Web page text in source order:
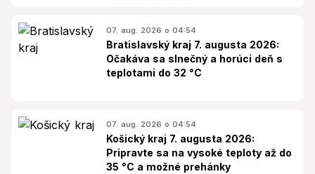
07. aug. 2026 o 04:54
Bratislavský kraj 7. augusta 2026:
Očakáva sa slnečný a horúci deň s
teplotami do 32 °C
07. aug. 2026 o 04:54
Košický kraj 7. augusta 2026:
Pripravte sa na vysoké teploty až do
35 °C a možné prehánky